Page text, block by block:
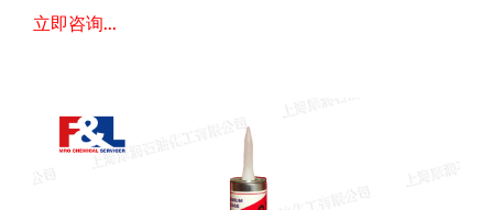
立即咨询...